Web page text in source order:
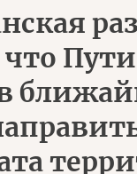
что